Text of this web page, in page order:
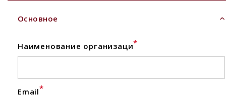
Основное
Наименование организаци*
Email*